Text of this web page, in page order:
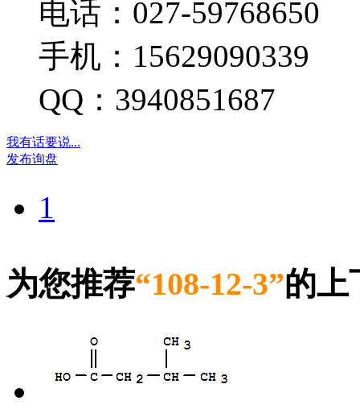
电话：027-59768650
手机：15629090339
QQ：3940851687
我有话要说...
发布询盘
1
为您推荐“108-12-3”的上